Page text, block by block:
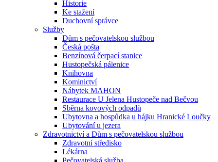
Historie
Ke stažení
Duchovní správce
Služby
Dům s pečovatelskou službou
Česká pošta
Benzínová čerpací stanice
Hustopečská pálenice
Knihovna
Kominictví
Nábytek MAHON
Restaurace U Jelena Hustopeče nad Bečvou
Sběrna kovových odpadů
Ubytovna a hospůdka u hájku Hranické Loučky
Ubytování u jezera
Zdravotnictví a Dům s pečovatelskou službou
Zdravotní středisko
Lékárna
Pečovatelská služba